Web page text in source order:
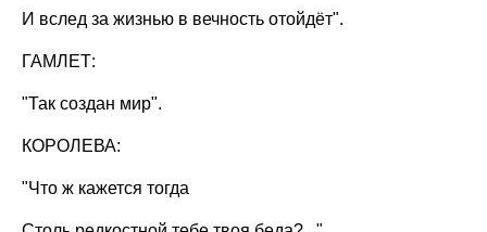
И вслед за жизнью в вечность отойдёт".
ГАМЛЕТ:
"Так создан мир".
КОРОЛЕВА:
"Что ж кажется тогда